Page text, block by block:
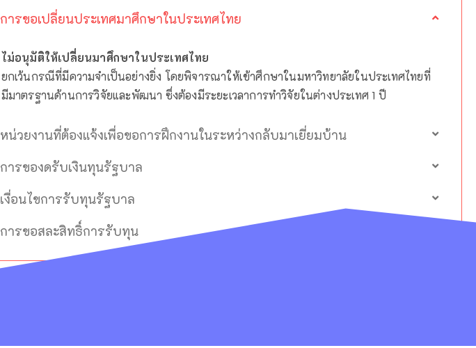
การขอเปลี่ยนประเทศมาศึกษาในประเทศไทย
ไม่อนุมัติให้เปลี่ยนมาศึกษาในประเทศไทย
ยกเว้นกรณีที่มีความจำเป็นอย่างยิ่ง โดยพิจารณาให้เข้าศึกษาในมหาวิทยาลัยในประเทศไทยที่
มีมาตรฐานด้านการวิจัยและพัฒนา ซึ่งต้องมีระยะเวลาการทำวิจัยในต่างประเทศ 1 ปี
หน่วยงานที่ต้องแจ้งเพื่อขอการฝึกงานในระหว่างกลับมาเยี่ยมบ้าน
การของดรับเงินทุนรัฐบาล
เงื่อนไขการรับทุนรัฐบาล
การขอสละสิทธิ์การรับทุน